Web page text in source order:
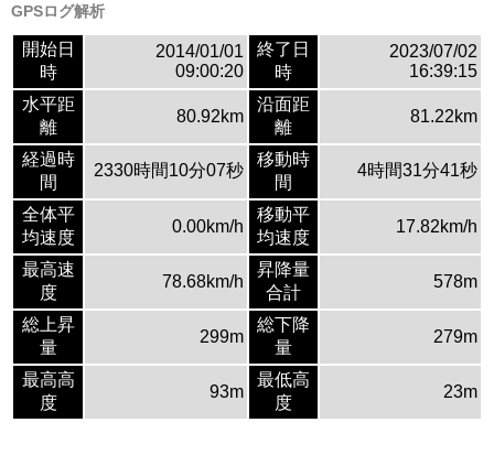
GPSログ解析
開始日
時
2014/01/01
09:00:20
終了日
時
2023/07/02
16:39:15
水平距
離
80.92km
沿面距
離
81.22km
経過時
間
2330時間10分07秒
移動時
間
4時間31分41秒
全体平
均速度
0.00km/h
移動平
均速度
17.82km/h
最高速
度
78.68km/h
昇降量
合計
578m
総上昇
量
299m
総下降
量
279m
最高高
度
93m
最低高
度
23m